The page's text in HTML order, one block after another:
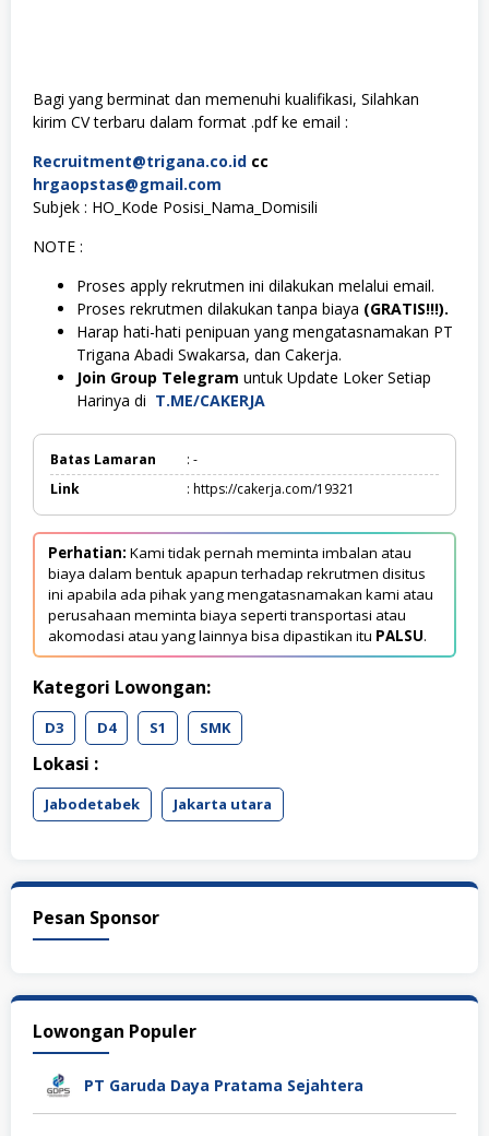
Bagi yang berminat dan memenuhi kualifikasi, Silahkan
kirim CV terbaru dalam format .pdf ke email :
Recruitment@trigana.co.id cc
hrgaopstas@gmail.com
Subjek : HO_Kode Posisi_Nama_Domisili
NOTE :
Proses apply rekrutmen ini dilakukan melalui email.
Proses rekrutmen dilakukan tanpa biaya (GRATIS!!!).
Harap hati-hati penipuan yang mengatasnamakan PT
Trigana Abadi Swakarsa, dan Cakerja.
Join Group Telegram untuk Update Loker Setiap
Harinya di T.ME/CAKERJA
Batas Lamaran
: -
Link
: https://cakerja.com/19321
Perhatian: Kami tidak pernah meminta imbalan atau
biaya dalam bentuk apapun terhadap rekrutmen disitus
ini apabila ada pihak yang mengatasnamakan kami atau
perusahaan meminta biaya seperti transportasi atau
akomodasi atau yang lainnya bisa dipastikan itu PALSU.
Kategori Lowongan:
D3 D4 S1 SMK
Lokasi :
Jabodetabek Jakarta utara
Pesan Sponsor
Lowongan Populer
PT Garuda Daya Pratama Sejahtera